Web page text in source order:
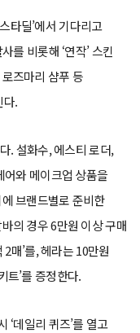
타딜’에서 기다리고
를 비롯해 ‘연작’ 스킨
즈마리 샴푸 등
다.
. 설화수, 에스티 로더,
와 메이크업 상품을
브랜드별로 준비한
의 경우 6만원 이상 구매
2매’를, 헤라는 10만원
트’를 증정한다.
‘데일리 퀴즈’를 열고